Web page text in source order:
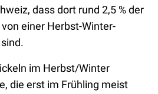
dass dort rund 2,5 % der
einer Herbst-Winter-
im Herbst/Winter
die erst im Frühling meist